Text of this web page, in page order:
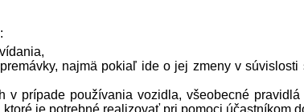
najmä pokiaľ ide o jej zmeny v
v prípade používania vozidla, všeobecné
je potrebné realizovať pri pomoci účastníkom